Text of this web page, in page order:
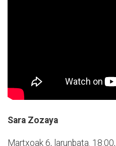
Sara Zozaya
Martxoak 6, larunbata.